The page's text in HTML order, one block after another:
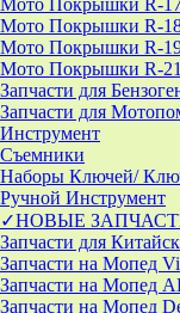
Мото Покрышки R-
Мото Покрышки R-
Мото Покрышки R-
Мото Покрышки R-21
Запчасти для
Запчасти для
Инструмент
Съемники
Наборы Ключей/
Ручной Инструмент
✓НОВЫЕ
Запчасти для
Запчасти на Мопед
Запчасти на Мопед
Запчасти на Мопед